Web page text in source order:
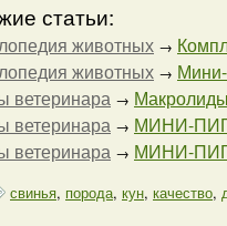
статьи:
животных →
животных →
ветеринара →
ветеринара → МИНИ-
ветеринара → МИНИ-
свинья, порода, кун, качество,